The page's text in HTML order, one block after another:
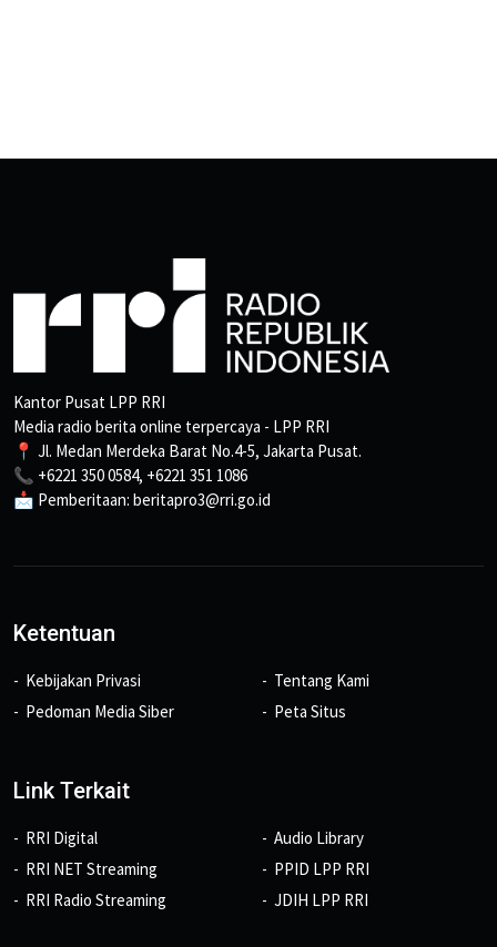
Kantor Pusat LPP RRI
Media radio berita online terpercaya - LPP RRI
📍 Jl. Medan Merdeka Barat No.4-5, Jakarta Pusat.
📞 +6221 350 0584, +6221 351 1086
📩 Pemberitaan: beritapro3@rri.go.id
Ketentuan
Kebijakan Privasi
Pedoman Media Siber
Tentang Kami
Peta Situs
Link Terkait
RRI Digital
RRI NET Streaming
RRI Radio Streaming
Audio Library
PPID LPP RRI
JDIH LPP RRI